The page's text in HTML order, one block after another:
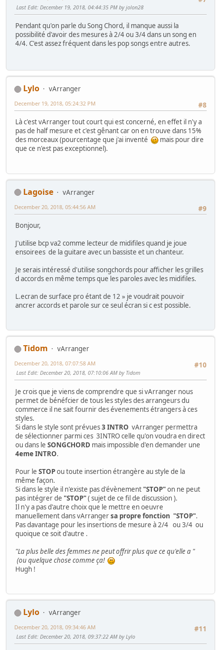
Last Edit: December 19, 2018, 04:44:35 PM by jolon28
Pendant qu'on parle du Song Chord, il manque aussi la
possibilité d'avoir des mesures à 2/4 ou 3/4 dans un song en
4/4. C'est assez fréquent dans les pop songs entre autres.
Lylo
vArranger
#8
December 19, 2018, 05:24:32 PM
Là c'est vArranger tout court qui est concerné, en effet il n'y a
pas de half mesure et c'est gênant car on en trouve dans 15%
des morceaux (pourcentage que j'ai inventé
mais pour dire
que ce n'est pas exceptionnel).
Lagoise
vArranger
#9
December 20, 2018, 05:44:56 AM
Bonjour,
J'utilise bcp va2 comme lecteur de midifiles quand je joue
ensoirees de la guitare avec un bassiste et un chanteur.
Je serais intéressé d'utilise songchords pour afficher les grilles
d accords en même temps que les paroles avec les midifiles.
L.ecran de surface pro étant de 12 » je voudrait pouvoir
ancrer accords et parole sur ce seul écran si c est possible.
Tidom
vArranger
#10
December 20, 2018, 07:07:58 AM
Last Edit: December 20, 2018, 07:10:06 AM by Tidom
Je crois que je viens de comprendre que si vArranger nous
permet de bénéfcier de tous les styles des arrangeurs du
commerce il ne sait fournir des évenements étrangers à ces
styles.
Si dans le style sont prévues3 INTRO vArranger permettra
de sélectionner parmi ces 3INTRO celle qu'on voudra en direct
ou dans le SONGCHORD mais impossible d'en demander une
4eme INTRO.
Pour le STOPou toute insertion étrangère au style de la
même façon.
Si dans le style il n'existe pas d'évènement "STOP"on ne peut
pas intégrer de "STOP"( sujet de ce fil de discussion ).
Il n'y a pas d'autre choix que le mettre en oeuvre
manuellement dans vArrangersa propre fonction "STOP".
Pas davantage pour les insertions de mesure à 2/4 ou 3/4 ou
quoique ce soit d'autre .
"La plus belle des femmes ne peut offrir plus que ce qu'elle a "
(ou quelque chose comme ça!
Hugh !
Lylo
vArranger
#11
December 20, 2018, 09:34:46 AM
Last Edit: December 20, 2018, 09:37:22 AM by Lylo